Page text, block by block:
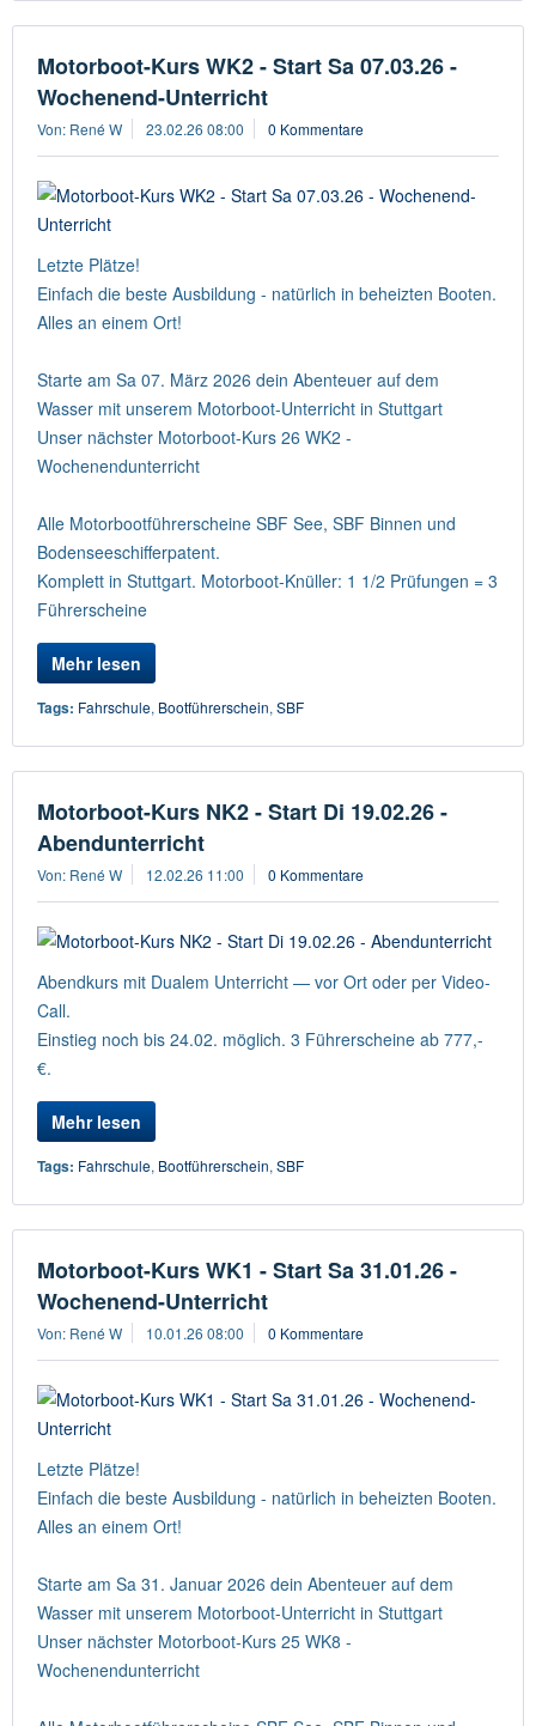
Motorboot-Kurs WK2 - Start Sa 07.03.26 -
Wochenend-Unterricht
Von: René W 23.02.26 08:00 0 Kommentare
Letzte Plätze!
Einfach die beste Ausbildung - natürlich in beheizten Booten.
Alles an einem Ort!
Starte am Sa 07. März 2026 dein Abenteuer auf dem
Wasser mit unserem Motorboot-Unterricht in Stuttgart
Unser nächster Motorboot-Kurs 26 WK2 -
Wochenendunterricht
Alle Motorbootführerscheine SBF See, SBF Binnen und
Bodenseeschifferpatent.
Komplett in Stuttgart. Motorboot-Knüller: 1 1/2 Prüfungen = 3
Führerscheine
Mehr lesen
Tags: Fahrschule, Bootführerschein, SBF
Motorboot-Kurs NK2 - Start Di 19.02.26 -
Abendunterricht
Von: René W 12.02.26 11:00 0 Kommentare
Abendkurs mit Dualem Unterricht — vor Ort oder per Video-
Call.
Einstieg noch bis 24.02. möglich. 3 Führerscheine ab 777,-
€.
Mehr lesen
Tags: Fahrschule, Bootführerschein, SBF
Motorboot-Kurs WK1 - Start Sa 31.01.26 -
Wochenend-Unterricht
Von: René W 10.01.26 08:00 0 Kommentare
Letzte Plätze!
Einfach die beste Ausbildung - natürlich in beheizten Booten.
Alles an einem Ort!
Starte am Sa 31. Januar 2026 dein Abenteuer auf dem
Wasser mit unserem Motorboot-Unterricht in Stuttgart
Unser nächster Motorboot-Kurs 25 WK8 -
Wochenendunterricht